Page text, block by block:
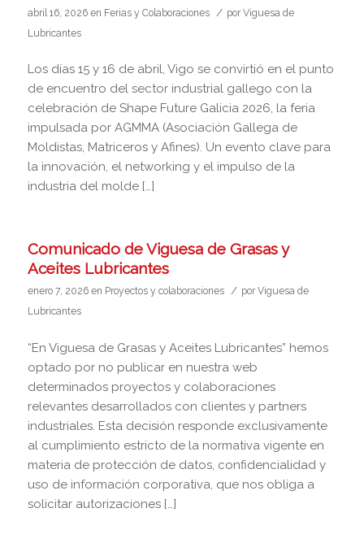
abril 16, 2026 en Ferias y Colaboraciones / porViguesa de
Lubricantes
Los días 15 y 16 de abril, Vigo se convirtió en el punto
de encuentro del sector industrial gallego con la
celebración de Shape Future Galicia 2026, la feria
impulsada por AGMMA (Asociación Gallega de
Moldistas, Matriceros y Afines). Un evento clave para
la innovación, el networking y el impulso de la
industria del molde […]
Comunicado de Viguesa de Grasas y
Aceites Lubricantes
enero 7, 2026 en Proyectos y colaboraciones / porViguesa de
Lubricantes
“En Viguesa de Grasas y Aceites Lubricantes” hemos
optado por no publicar en nuestra web
determinados proyectos y colaboraciones
relevantes desarrollados con clientes y partners
industriales. Esta decisión responde exclusivamente
al cumplimiento estricto de la normativa vigente en
materia de protección de datos, confidencialidad y
uso de información corporativa, que nos obliga a
solicitar autorizaciones […]